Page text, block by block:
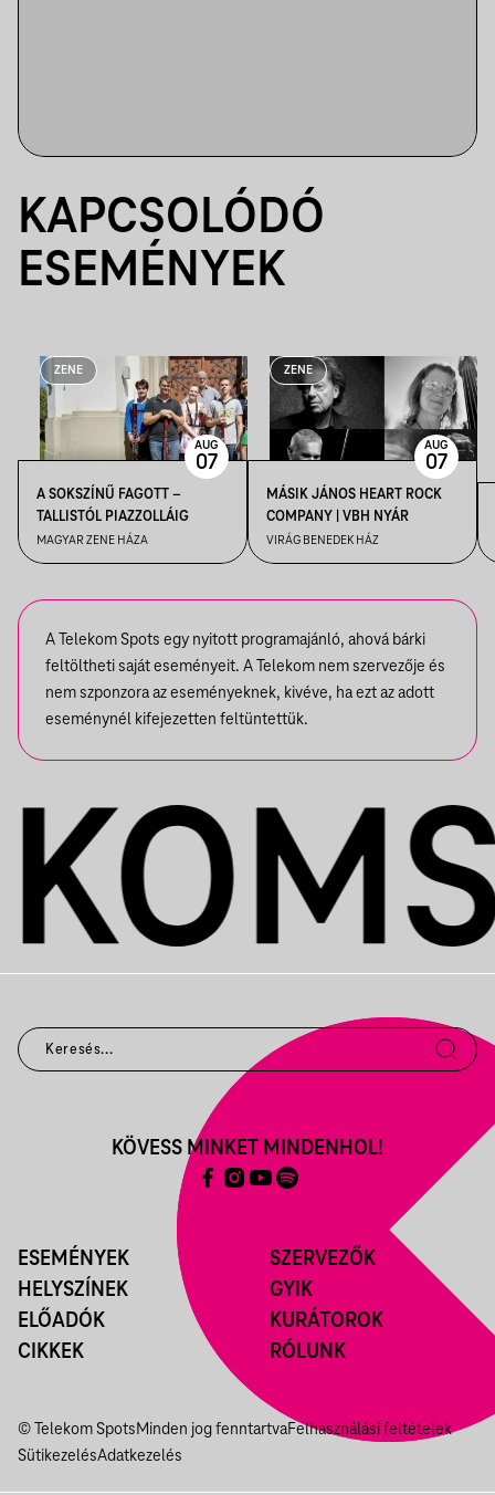
KAPCSOLÓDÓ
ESEMÉNYEK
ZENE
A SOKSZÍNŰ FAGOTT –
TALLISTÓL PIAZZOLLÁIG
MAGYAR ZENE HÁZA
AUG
07
ZENE
MÁSIK JÁNOS HEART ROCK
COMPANY | VBH NYÁR
VIRÁG BENEDEK HÁZ
AUG
07
A Telekom Spots egy nyitott programajánló, ahová bárki
feltöltheti saját eseményeit. A Telekom nem szervezője és
nem szponzora az eseményeknek, kivéve, ha ezt az adott
eseménynél kifejezetten feltüntettük.
ESEMÉNYEK
HELYSZÍNEK
ELŐADÓK
CIKKEK
SZERVEZŐK
GYIK
KURÁTOROK
RÓLUNK
KÖVESS MINKET MINDENHOL!
© Telekom SpotsMinden jog fenntartvaFelhasználási feltételek
SütikezelésAdatkezelés